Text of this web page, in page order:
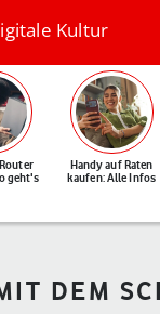
Kultur
geht's
Handy auf Raten
kaufen: Alle Infos
DEM